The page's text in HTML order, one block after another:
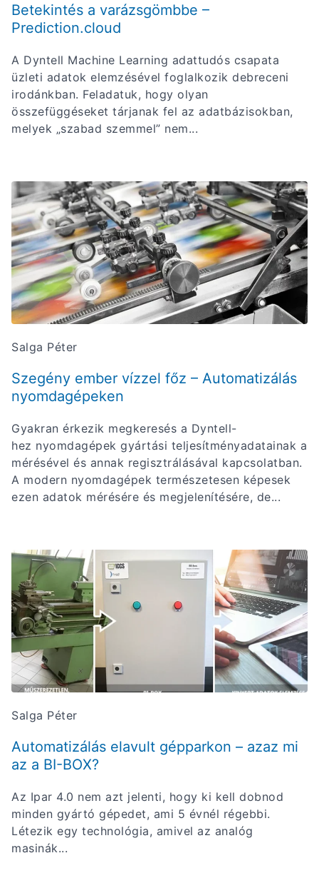
Betekintés a varázsgömbbe –
Prediction.cloud
A Dyntell Machine Learning adattudós csapata
üzleti adatok elemzésével foglalkozik debreceni
irodánkban. Feladatuk, hogy olyan
összefüggéseket tárjanak fel az adatbázisokban,
melyek „szabad szemmel” nem...
Salga Péter
Szegény ember vízzel főz – Automatizálás
nyomdagépeken
Gyakran érkezik megkeresés a Dyntell-
hez nyomdagépek gyártási teljesítményadatainak a
mérésével és annak regisztrálásával kapcsolatban.
A modern nyomdagépek természetesen képesek
ezen adatok mérésére és megjelenítésére, de...
Salga Péter
Automatizálás elavult gépparkon – azaz mi
az a BI-BOX?
Az Ipar 4.0 nem azt jelenti, hogy ki kell dobnod
minden gyártó gépedet, ami 5 évnél régebbi.
Létezik egy technológia, amivel az analóg
masinák...